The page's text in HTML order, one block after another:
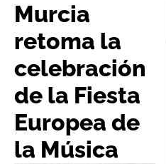
Murcia
retoma la
celebración
de la Fiesta
Europea de
la Música